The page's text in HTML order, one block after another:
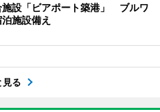
施設「ビアポート築港」 ブルワ
施設備え
見る